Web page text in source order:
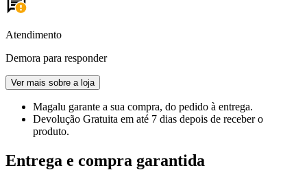
Atendimento
Demora para responder
Ver mais sobre a loja
Magalu garante a sua compra, do pedido à entrega.
Devolução Gratuita em até 7 dias depois de receber o
produto.
Entrega e compra garantida